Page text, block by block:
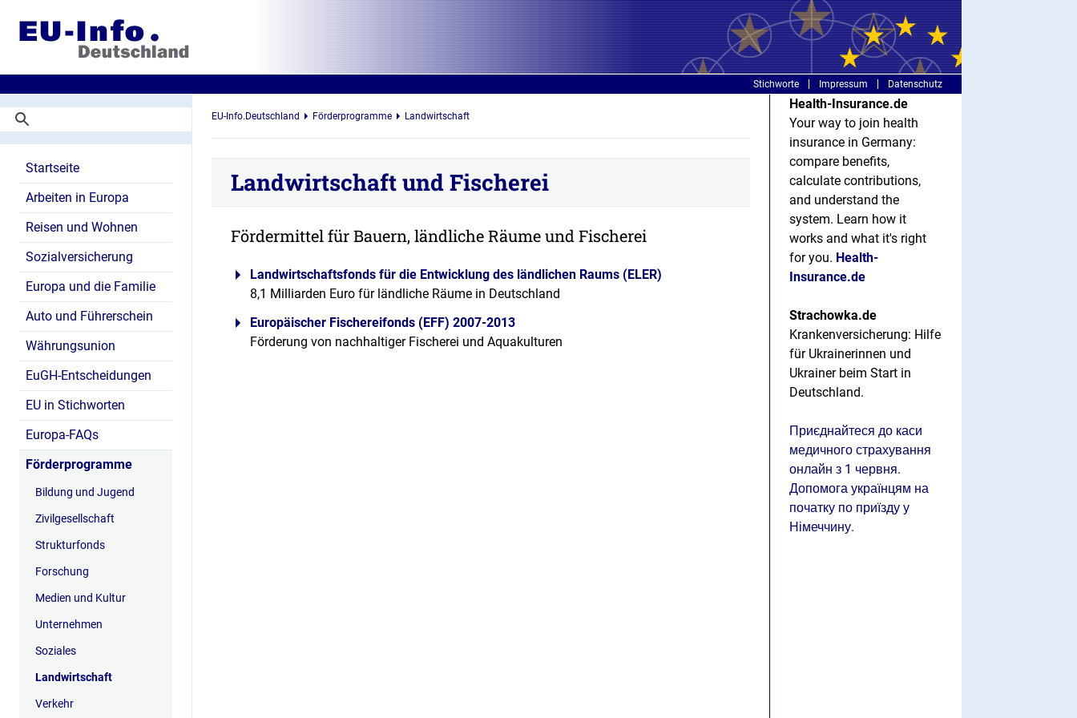
Stichworte Impressum Datenschutz
Startseite
Arbeiten in Europa
Reisen und Wohnen
Sozialversicherung
Europa und die Familie
Auto und Führerschein
Währungsunion
EuGH-Entscheidungen
EU in Stichworten
Europa-FAQs
Förderprogramme
Bildung und Jugend
Zivilgesellschaft
Strukturfonds
Forschung
Medien und Kultur
Unternehmen
Soziales
Landwirtschaft
Verkehr
EU-Info.Deutschland Förderprogramme Landwirtschaft
Landwirtschaft und Fischerei
Fördermittel für Bauern, ländliche Räume und Fischerei
Landwirtschaftsfonds für die Entwicklung des ländlichen Raums (ELER)
8,1 Milliarden Euro für ländliche Räume in Deutschland
Europäischer Fischereifonds (EFF) 2007-2013
Förderung von nachhaltiger Fischerei und Aquakulturen
Health-Insurance.de
Your way to join health
insurance in Germany:
compare benefits,
calculate contributions,
and understand the
system. Learn how it
works and what it's right
for you. Health-
Insurance.de
Strachowka.de
Krankenversicherung: Hilfe
für Ukrainerinnen und
Ukrainer beim Start in
Deutschland.
Приєднайтеся до каси
медичного страхування
онлайн з 1 червня.
Допомога українцям на
початку по приїзду у
Німеччину.